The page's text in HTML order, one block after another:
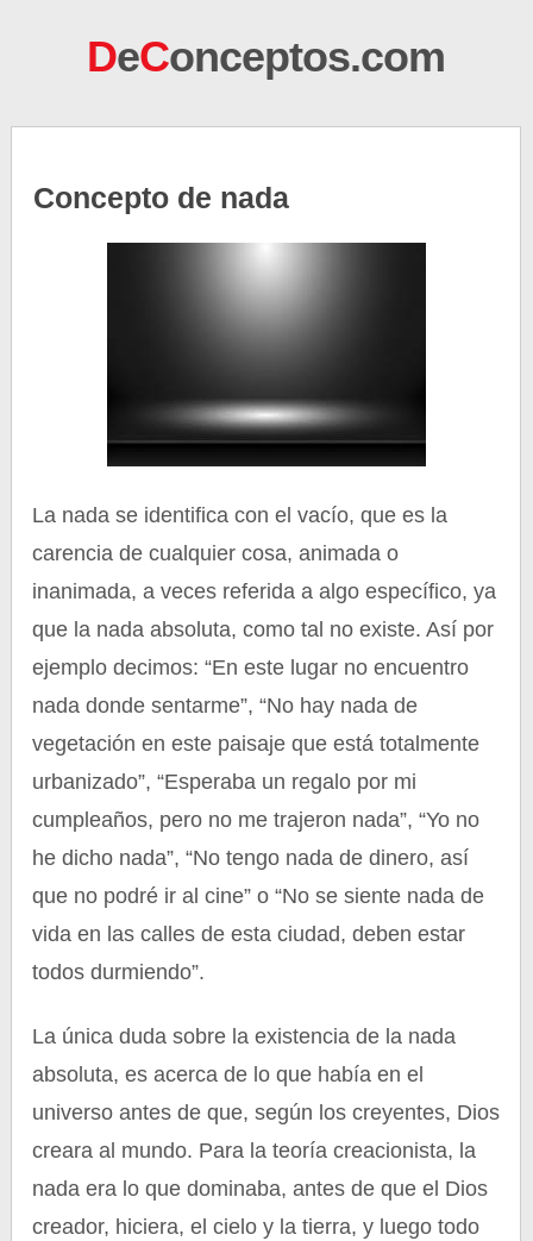
DeConceptos.com
Concepto de nada
La nada se identifica con el vacío, que es la
carencia de cualquier cosa, animada o
inanimada, a veces referida a algo específico, ya
que la nada absoluta, como tal no existe. Así por
ejemplo decimos: “En este lugar no encuentro
nada donde sentarme”, “No hay nada de
vegetación en este paisaje que está totalmente
urbanizado”, “Esperaba un regalo por mi
cumpleaños, pero no me trajeron nada”, “Yo no
he dicho nada”, “No tengo nada de dinero, así
que no podré ir al cine” o “No se siente nada de
vida en las calles de esta ciudad, deben estar
todos durmiendo”.
La única duda sobre la existencia de la nada
absoluta, es acerca de lo que había en el
universo antes de que, según los creyentes, Dios
creara al mundo. Para la teoría creacionista, la
nada era lo que dominaba, antes de que el Dios
creador, hiciera, el cielo y la tierra, y luego todo